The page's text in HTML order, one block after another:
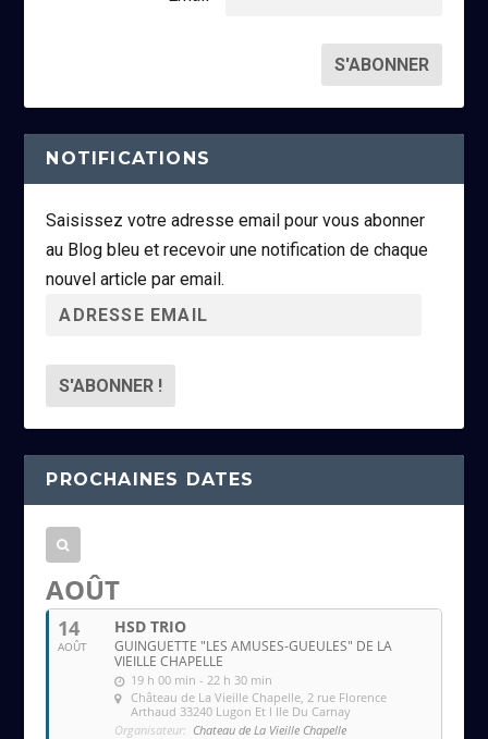
NOTIFICATIONS
Saisissez votre adresse email pour vous abonner
au Blog bleu et recevoir une notification de chaque
nouvel article par email.
r
s
s
e
m
i
PROCHAINES DATES
AOÛT
14
AOÛT
HSD TRIO
GUINGUETTE "LES AMUSES-GUEULES" DE LA
VIEILLE CHAPELLE
19 h 00 min - 22 h 30 min
Château de La Vieille Chapelle , 2 rue Florence
Arthaud 33240 Lugon Et l Ile Du Carnay
Organisateur: Chateau de La Vieille Chapelle